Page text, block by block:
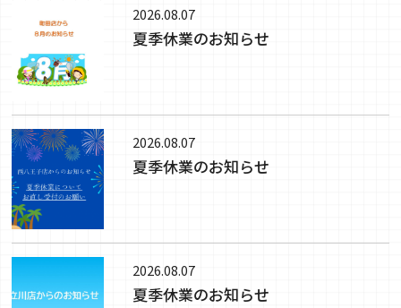
2026.08.07
夏季休業のお知らせ
2026.08.07
夏季休業のお知らせ
2026.08.07
夏季休業のお知らせ